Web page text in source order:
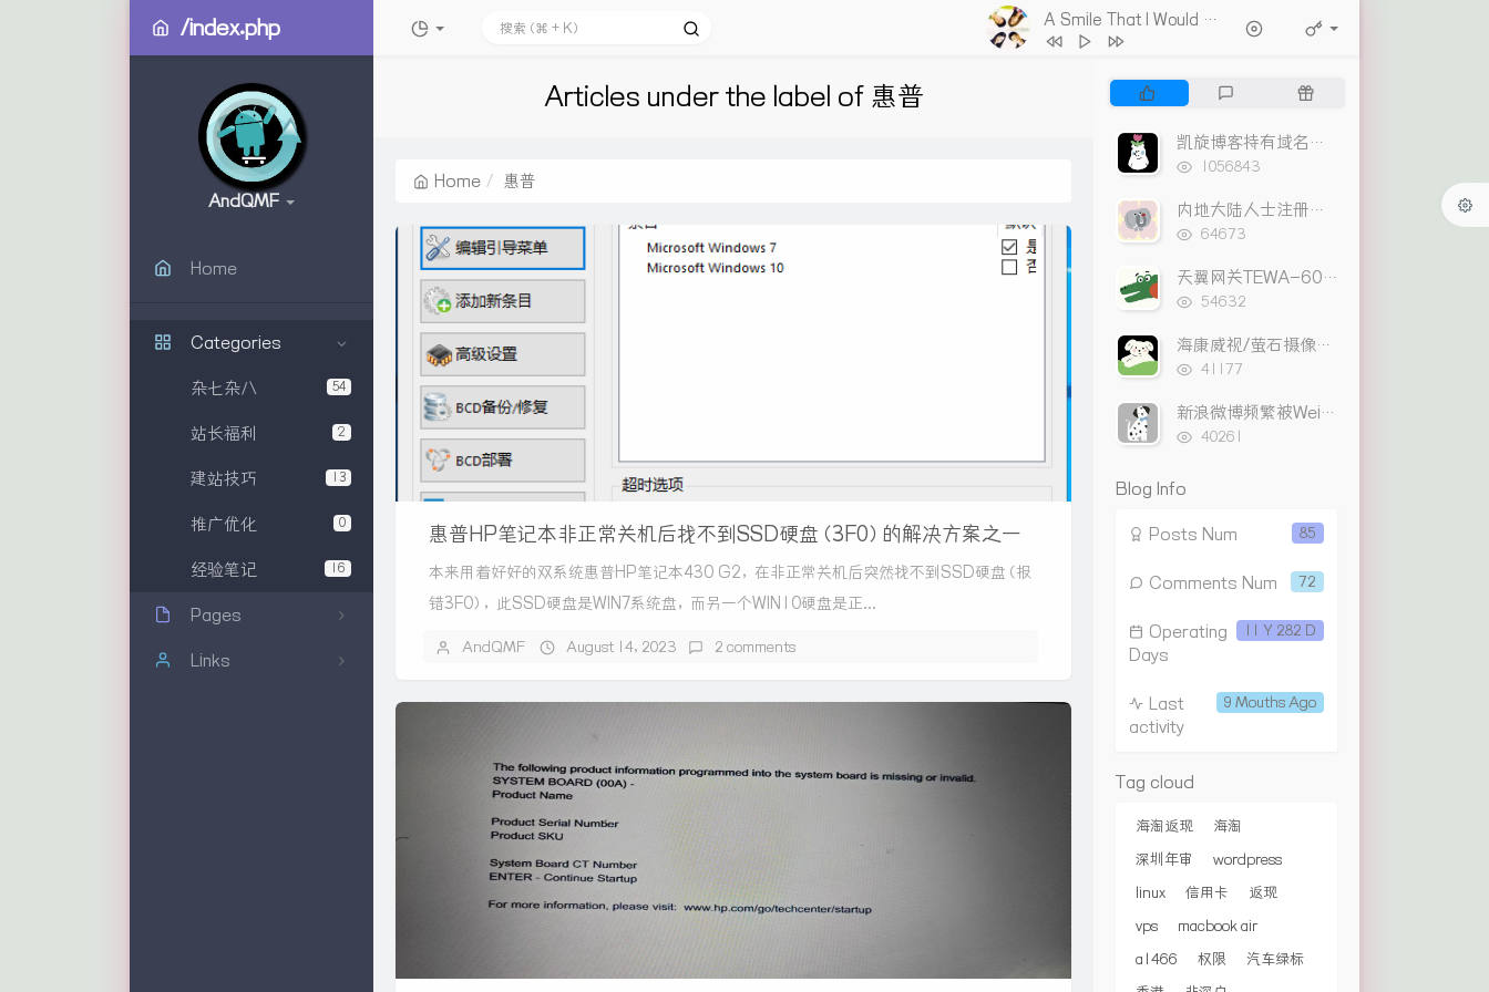
/index.php A Smile That I Would Never See Again
1
Ticket (Day Trip)
Kitti Kuremanee
Kitti Kuremanee
Old Chinese Song Kitti Kuremanee
刘昊霖
我可以坐你旁边吗 厘小白
7 For You To Be Here Tom Rosenthal
8 情人知己 叶蒨文
当初就不该学php 黄灰红
AndQMF
Home
Categories
54
杂七杂八
2
站长福利
13
建站技巧
0
推广优化
16
经验笔记
Pages
关于本站
Links
Articles under the label of 惠普
Home 惠普
惠普HP笔记本非正常关机后找不到SSD硬盘（3F0）的解决方案之一
本来用着好好的双系统惠普HP笔记本430 G2，在非正常关机后突然找不到SSD硬盘（报
错3F0），此SSD硬盘是WIN7系统盘，而另一个WIN10硬盘是正...
AndQMF August 14, 2023 2 comments
o
p
a
r
r
t
c
l
t
e
t
c
m
m
n
t
R
n
m
t
l
凯旋博客持有域名出售列表
浏
次
数:
1056843
内地大陆人士注册支付宝HK APP可使用转数快
浏
次
数:
64673
天翼网关TEWA-600AGM 破解路由功能及把百兆口改成上网口
浏
次
数:
54632
海康威视/萤石摄像头尾线与网线连接线序
浏
次
数:
41177
新浪微博频繁被Weico客户端盗发的解决方法
浏
40261
Blog Info
85
Posts Num
72
Comments Num
11 Y 282 D
Operating
Days
9 Mouths Ago
Last
activity
Tag cloud
海淘返现
海淘
深圳年审
wordpress
linux
信用卡
返现
vps
macbook air
a1466
权限
汽车绿标